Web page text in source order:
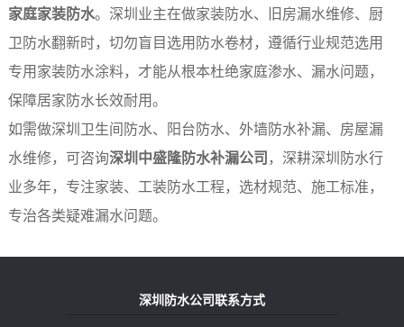
家庭家装防水。深圳业主在做家装防水、旧房漏水维修、厨
卫防水翻新时，切勿盲目选用防水卷材，遵循行业规范选用
专用家装防水涂料，才能从根本杜绝家庭渗水、漏水问题，
保障居家防水长效耐用。
如需做深圳卫生间防水、阳台防水、外墙防水补漏、房屋漏
水维修，可咨询深圳中盛隆防水补漏公司，深耕深圳防水行
业多年，专注家装、工装防水工程，选材规范、施工标准，
专治各类疑难漏水问题。
深圳防水公司联系方式